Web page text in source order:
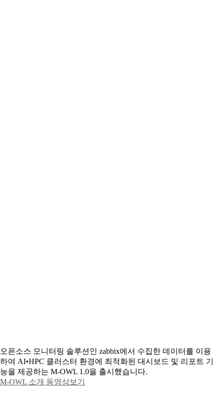
오픈소스 모니터링 솔루션인 zabbix에서 수집한 데이터를 이용
하여 AI•HPC 클러스터 환경에 최적화된 대시보드 및 리포트 기
능을 제공하는 M-OWL 1.0을 출시했습니다.
M-OWL 소개 동영상보기